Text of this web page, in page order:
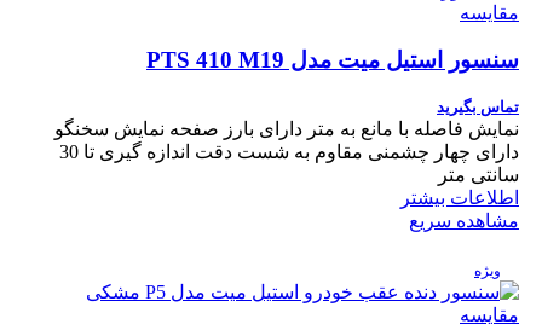
مقایسه
سنسور استیل میت مدل PTS 410 M19
تماس بگیرید
نمایش فاصله با مانع به متر دارای بارز صفحه نمایش سخنگو
دارای چهار چشمنی مقاوم به شست دقت اندازه گیری تا 30
سانتی متر
اطلاعات بیشتر
مشاهده سریع
ویژه
مقایسه